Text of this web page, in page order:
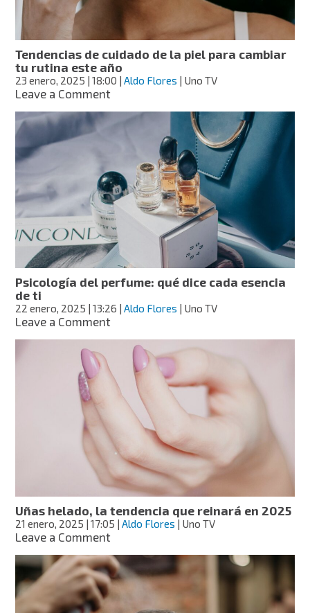
mejor
perfeccionar
tu
rostro
Tendencias de cuidado de la piel para cambiar
tu rutina este año
23 enero, 2025 | 18:00 |Aldo Flores | Uno TV
Leave a Commenton
piel
para
cambiar
tu
rutina
este
año
Psicología del perfume: qué dice cada esencia
de ti
22 enero, 2025 | 13:26 |Aldo Flores | Uno TV
Leave a Commenton
perfume:
qué
dice
cada
esencia
ti
Uñas helado, la tendencia que reinará en 2025
21 enero, 2025 | 17:05 |Aldo Flores | Uno TV
Leave a Commenton
helado,
la
tendencia
que